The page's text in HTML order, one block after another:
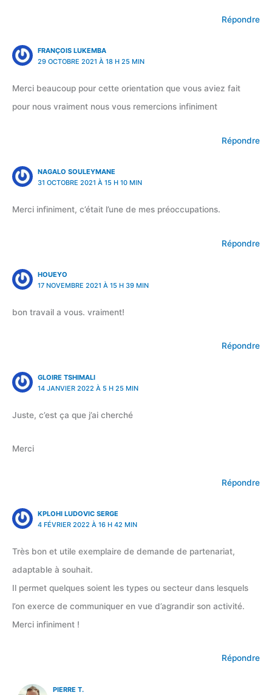
Répondre
FRANÇOIS LUKEMBA
29 OCTOBRE 2021 À 18 H 25 MIN
Merci beaucoup pour cette orientation que vous aviez fait
pour nous vraiment nous vous remercions infiniment
Répondre
NAGALO SOULEYMANE
31 OCTOBRE 2021 À 15 H 10 MIN
Merci infiniment, c’était l’une de mes préoccupations.
Répondre
HOUEYO
17 NOVEMBRE 2021 À 15 H 39 MIN
bon travail a vous. vraiment!
Répondre
GLOIRE TSHIMALI
14 JANVIER 2022 À 5 H 25 MIN
Juste, c’est ça que j’ai cherché
Merci
Répondre
KPLOHI LUDOVIC SERGE
4 FÉVRIER 2022 À 16 H 42 MIN
Très bon et utile exemplaire de demande de partenariat,
adaptable à souhait.
Il permet quelques soient les types ou secteur dans lesquels
l’on exerce de communiquer en vue d’agrandir son activité.
Merci infiniment !
Répondre
PIERRE T.